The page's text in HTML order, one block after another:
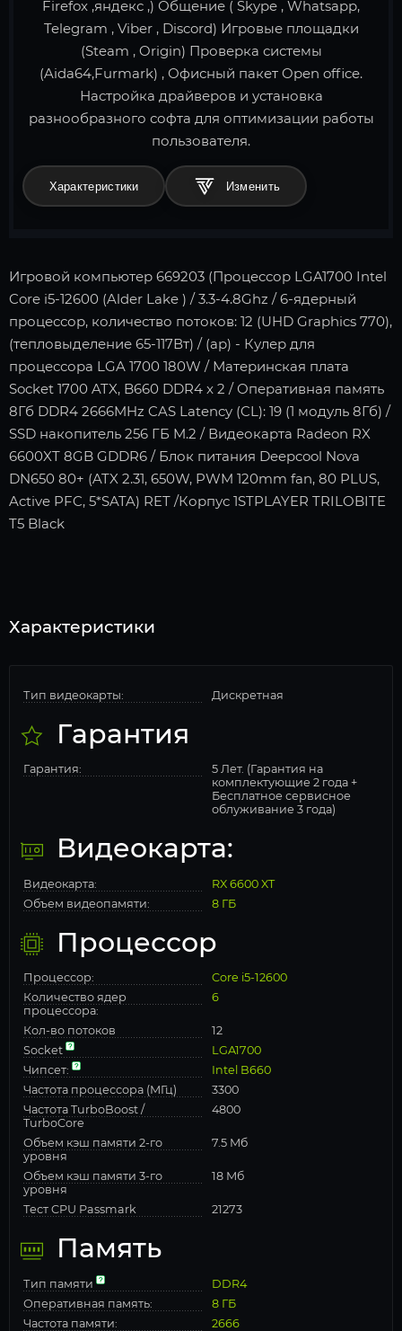
Firefox ,яндекс ,) Общение ( Skype , Whatsapp,
Telegram , Viber , Discord) Игровые площадки
(Steam , Origin) Проверка системы
(Aida64,Furmark) , Офисный пакет Open office.
Настройка драйверов и установка
разнообразного софта для оптимизации работы
пользователя.
Характеристики
Игровой компьютер 669203 (Процессор LGA1700 Intel
Core i5-12600 (Alder Lake ) / 3.3-4.8Ghz / 6-ядерный
процессор, количество потоков: 12 (UHD Graphics 770),
(тепловыделение 65-117Вт) / (ар) - Кулер для
процессора LGA 1700 180W / Материнская плата
Socket 1700 ATX, B660 DDR4 x 2 / Оперативная память
8Гб DDR4 2666MHz CAS Latency (CL): 19 (1 модуль 8Гб) /
SSD накопитель 256 ГБ M.2 / Видеокарта Radeon RX
6600XT 8GB GDDR6 / Блок питания Deepcool Nova
DN650 80+ (ATX 2.31, 650W, PWM 120mm fan, 80 PLUS,
Active PFC, 5*SATA) RET /Корпус 1STPLAYER TRILOBITE
T5 Black
Характеристики
Тип видеокарты: Дискретная
Гарантия
Гарантия:
5 Лет. (Гарантия на
комплектующие 2 года +
Бесплатное сервисное
облуживание 3 года)
Видеокарта:
Видеокарта:
RX 6600 XT
Объем видеопамяти:
8 ГБ
Процессор
Процессор:
Core i5-12600
Количество ядер
процессора:
6
Кол-во потоков
12
Socket
LGA1700
Чипсет:
Intel B660
Частота процессора (МГц)
3300
Частота TurboBoost /
TurboCore
4800
Объем кэш памяти 2-го
уровня
7.5 Мб
Объем кэш памяти 3-го
уровня
18 Мб
Тест CPU Passmark 21273
Память
Тип памяти
DDR4
Оперативная память:
8 ГБ
Частота памяти:
2666